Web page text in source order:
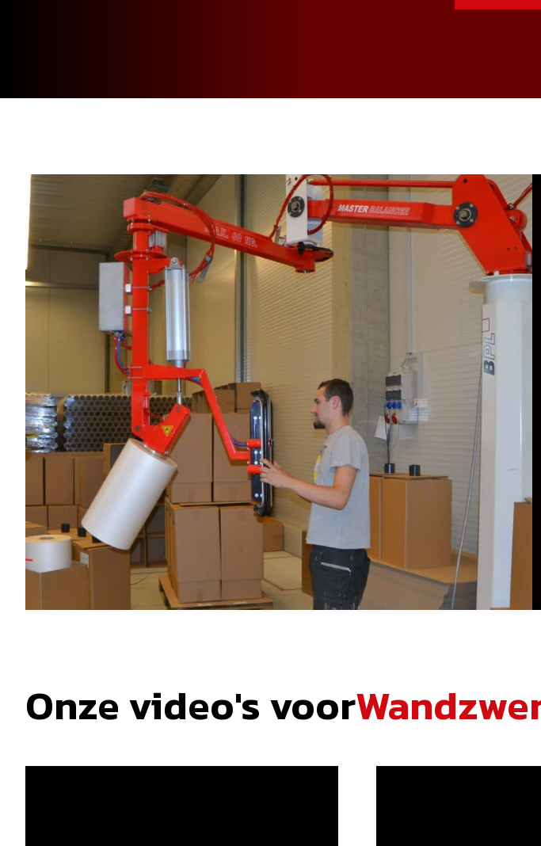
Onze video's voor